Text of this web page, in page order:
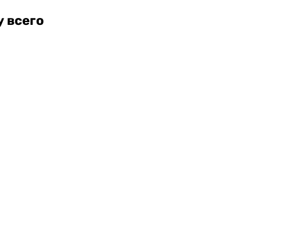
всего